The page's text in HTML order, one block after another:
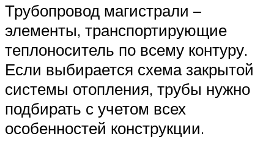
Трубопровод магистрали –
элементы, транспортирующие
теплоноситель по всему контуру.
Если выбирается схема закрытой
системы отопления, трубы нужно
подбирать с учетом всех
особенностей конструкции.